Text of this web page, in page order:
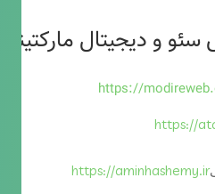
سئو و دیجیتال
https://
https://
https://aminhashemy.ir